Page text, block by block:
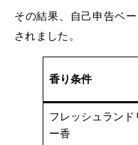
その結果、自己申告ベ
されました。
香り条件
フレッシュランド
ー香